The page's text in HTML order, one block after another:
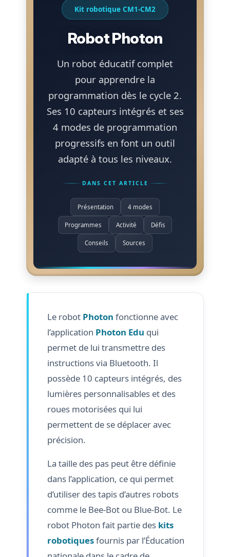
Kit robotique CM1-CM2
Robot Photon
Un robot éducatif complet
pour apprendre la
programmation dès le cycle 2.
Ses 10 capteurs intégrés et ses
4 modes de programmation
progressifs en font un outil
adapté à tous les niveaux.
DANS CET ARTICLE
Présentation 4 modes
Programmes Activité Défis
Conseils Sources
Le robot Photon fonctionne avec
l’application Photon Edu qui
permet de lui transmettre des
instructions via Bluetooth. Il
possède 10 capteurs intégrés, des
lumières personnalisables et des
roues motorisées qui lui
permettent de se déplacer avec
précision.
La taille des pas peut être définie
dans l’application, ce qui permet
d’utiliser des tapis d’autres robots
comme le Bee-Bot ou Blue-Bot. Le
robot Photon fait partie des kits
robotiquesfournis par l’Éducation